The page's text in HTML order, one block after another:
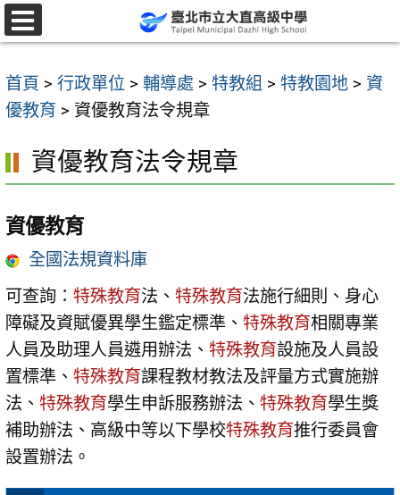
跳
至
要
內
區
首頁 > 行政單位 > 輔導處 > 特教組 > 特教園地 > 資
優教育 > 資優教育法令規章
資優教育法令規章
資優教育
全國法規資料庫
可查詢： 特殊教育法、 特殊教育法施行細則、身心
障礙及資賦優異學生鑑定標準、 特殊教育相關專業
人員及助理人員遴用辦法、 特殊教育設施及人員設
置標準、 特殊教育課程教材教法及評量方式實施辦
法、 特殊教育學生申訴服務辦法、 特殊教育學生獎
補助辦法、高級中等以下學校特殊教育推行委員會
設置辦法。
選
單